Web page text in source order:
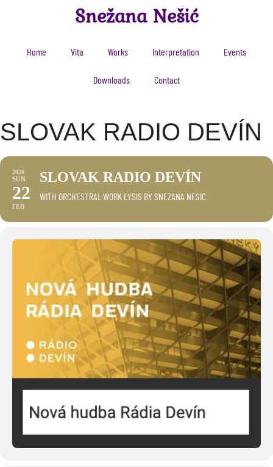
Snežana Nešić
Home Vita Works Interpretation Events
Downloads Contact
SLOVAK RADIO DEVÍN
2026
SUN
22
FEB
SLOVAK RADIO DEVÍN
WITH ORCHESTRAL WORK LYSIS BY SNEZANA NESIC